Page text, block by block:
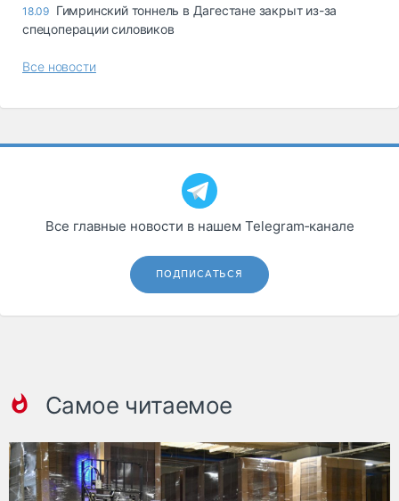
18.09 Гимринский тоннель в Дагестане закрыт из-за
спецоперации силовиков
Все новости
Все главные новости в нашем Telegram‑канале
ПОДПИСАТЬСЯ
Самое читаемое